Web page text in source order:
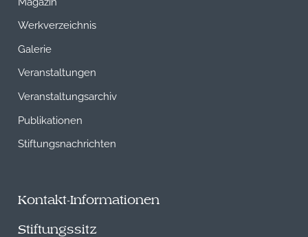
Werkverzeichnis
Galerie
Veranstaltungen
Veranstaltungsarchiv
Publikationen
Stiftungsnachrichten
Kontakt-Informationen
Stiftungssitz